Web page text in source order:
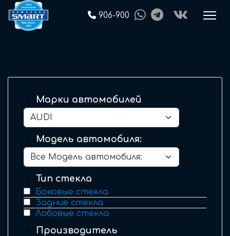
906-900
Марки автомобилей
Модель автомобиля:
Тип стекла
Боковые стекла
Задние стекла
Лобовые стекла
Производитель